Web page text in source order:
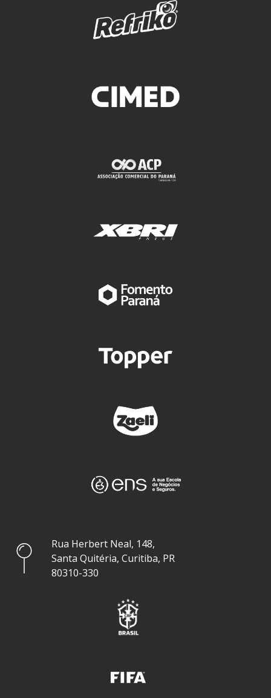
Rua Herbert Neal, 148,
Santa Quitéria, Curitiba, PR
80310-330